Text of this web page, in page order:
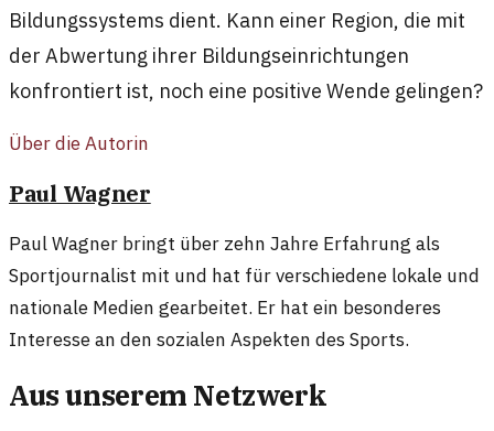
Bildungssystems dient. Kann einer Region, die mit
der Abwertung ihrer Bildungseinrichtungen
konfrontiert ist, noch eine positive Wende gelingen?
Über die Autorin
Paul Wagner
Paul Wagner bringt über zehn Jahre Erfahrung als
Sportjournalist mit und hat für verschiedene lokale und
nationale Medien gearbeitet. Er hat ein besonderes
Interesse an den sozialen Aspekten des Sports.
Aus unserem Netzwerk